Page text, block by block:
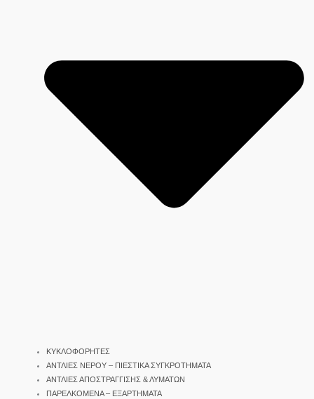
ΚΥΚΛΟΦΟΡΗΤΕΣ
ΑΝΤΛΙΕΣ ΝΕΡΟΥ – ΠΙΕΣΤΙΚΑ ΣΥΓΚΡΟΤΗΜΑΤΑ
ΑΝΤΛΙΕΣ ΑΠΟΣΤΡΑΓΓΙΣΗΣ & ΛΥΜΑΤΩΝ
ΠΑΡΕΛΚΟΜΕΝΑ – ΕΞΑΡΤΗΜΑΤΑ